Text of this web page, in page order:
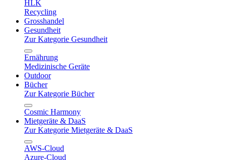
HLK
Recycling
Grosshandel
Gesundheit
Zur Kategorie Gesundheit
Ernährung
Medizinische Geräte
Outdoor
Bücher
Zur Kategorie Bücher
Cosmic Harmony
Mietgeräte & DaaS
Zur Kategorie Mietgeräte & DaaS
AWS-Cloud
Azure-Cloud